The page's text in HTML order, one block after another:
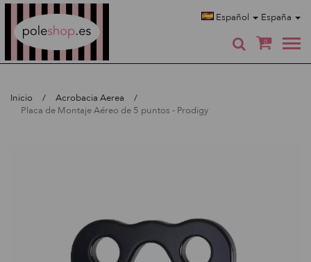
Español España
0
Inicio
Acrobacia Aerea
Placa de Montaje Aéreo de 5 puntos - Prodigy